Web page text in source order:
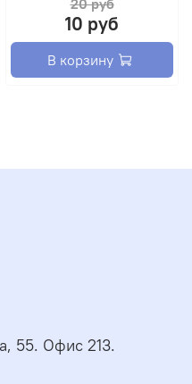
10 руб
В корзину
55. Офис 213.